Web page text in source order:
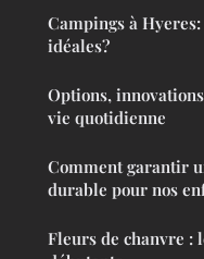
Campings à
idéales?
Options,
vie quotidienne
Comment garantir
durable pour nos
Fleurs de chanvre :